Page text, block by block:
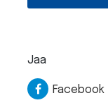
Jaa
Facebook